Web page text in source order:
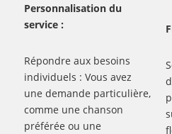
Personnalisation du
service :
Répondre aux besoins
individuels : Vous avez
une demande particulière,
comme une chanson
préférée ou une